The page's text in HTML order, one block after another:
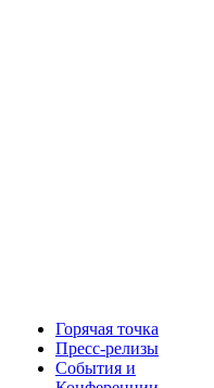
Горячая точка
Пресс-релизы
События и